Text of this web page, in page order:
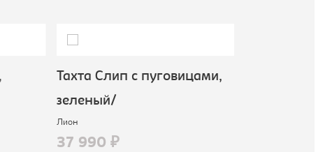
Тахта Слип с пуговицами,
зеленый/
Лион
37 990 ₽